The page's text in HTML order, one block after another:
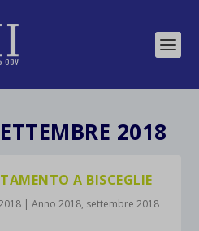
2018
A BISCEGLIE
|Anno 2018, settembre 2018